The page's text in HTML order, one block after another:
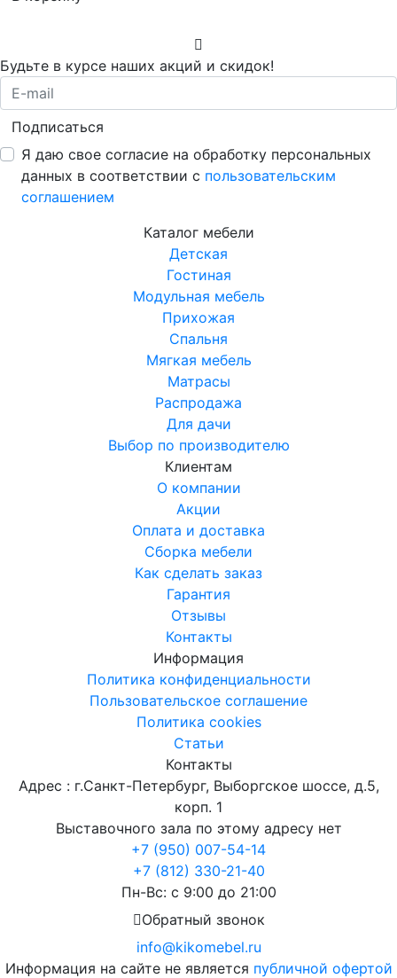
Будьте в курсе наших акций и скидок!
Подписаться
Я даю свое согласие на обработку персональных
данных в соответствии с пользовательским
соглашением
Каталог мебели
Детская
Гостиная
Модульная мебель
Прихожая
Спальня
Мягкая мебель
Матрасы
Распродажа
Для дачи
Выбор по производителю
Клиентам
О компании
Акции
Оплата и доставка
Сборка мебели
Как сделать заказ
Гарантия
Отзывы
Контакты
Информация
Политика конфиденциальности
Пользовательское соглашение
Политика cookies
Статьи
Контакты
Адрес : г.Санкт-Петербург, Выборгское шоссе, д.5,
корп. 1
Выставочного зала по этому адресу нет
+7 (950) 007-54-14
+7 (812) 330-21-40
Пн-Вс: с 9:00 до 21:00
Обратный звонок
info@kikomebel.ru
Информация на сайте не является публичной офертой